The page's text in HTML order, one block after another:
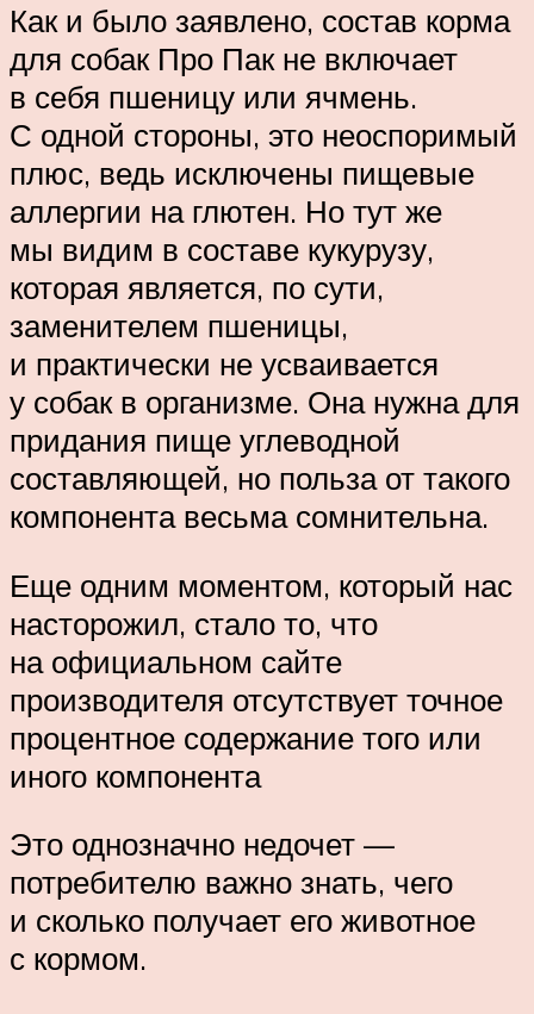
Как и было заявлено, состав корма
для собак Про Пак не включает
в себя пшеницу или ячмень.
С одной стороны, это неоспоримый
плюс, ведь исключены пищевые
аллергии на глютен. Но тут же
мы видим в составе кукурузу,
которая является, по сути,
заменителем пшеницы,
и практически не усваивается
у собак в организме. Она нужна для
придания пище углеводной
составляющей, но польза от такого
компонента весьма сомнительна.
Еще одним моментом, который нас
насторожил, стало то, что
на официальном сайте
производителя отсутствует точное
процентное содержание того или
иного компонента
Это однозначно недочет —
потребителю важно знать, чего
и сколько получает его животное
с кормом.